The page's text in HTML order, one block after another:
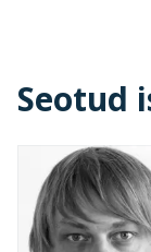
Seotud